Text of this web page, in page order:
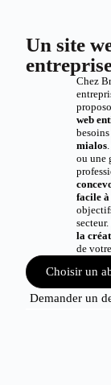
Un site
Chez
web
mialos
ou une
facile
la
de
Choisir un
Demander un